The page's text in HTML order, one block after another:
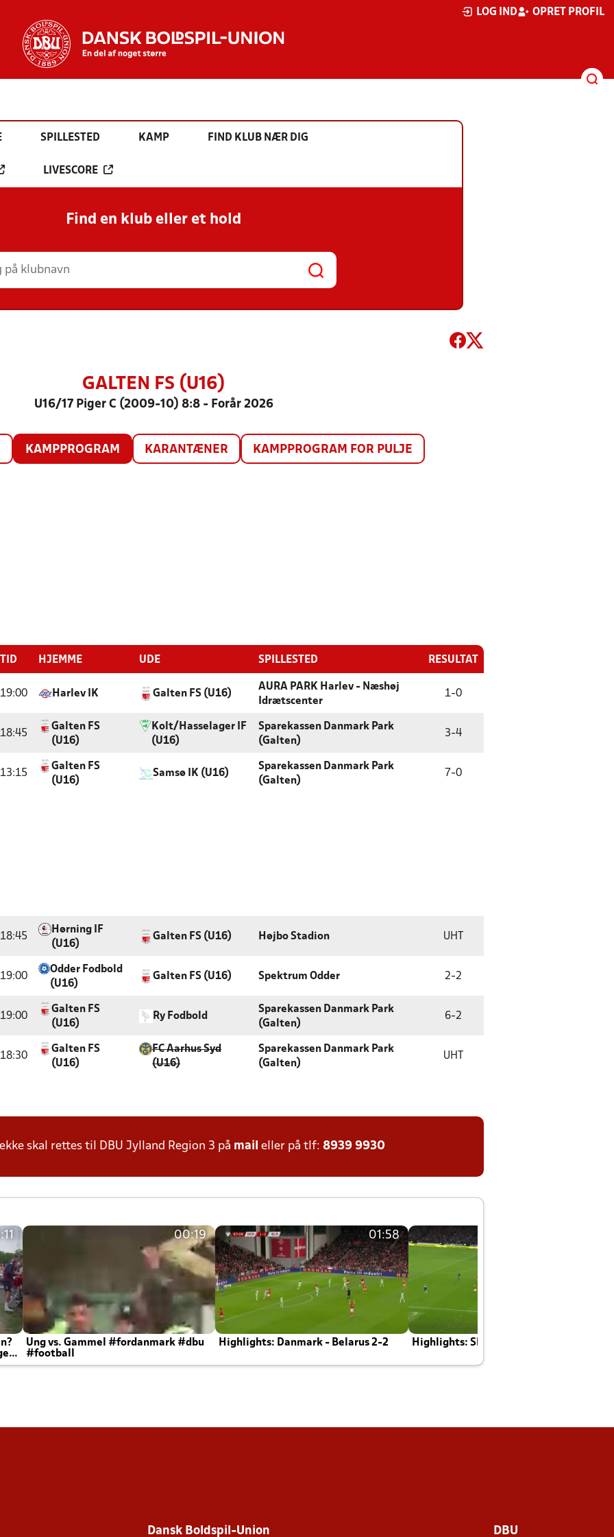
LOG IND OPRET PROFIL
SPILLESTED KAMP FIND KLUB NÆR DIG
LIVESCORE
Find en klub eller et hold
GALTEN FS (U16)
U16/17 Piger C (2009-10) 8:8 - Forår 2026
KAMPPROGRAM KARANTÆNER KAMPPROGRAM FOR PULJE
TID HJEMME UDE SPILLESTED RESULTAT
19:00 Harlev IK Galten FS (U16)
AURA PARK Harlev - Næshøj
Idrætscenter
1-0
18:45
Galten FS
(U16)
Kolt/Hasselager IF
(U16)
Sparekassen Danmark Park
(Galten)
3-4
13:15
Galten FS
(U16)
Samsø IK (U16)
Sparekassen Danmark Park
(Galten)
7 -0
18:45
Hørning IF
(U16)
Galten FS (U16) Højbo Stadion UHT
19:00
Odder Fodbold
(U16)
Galten FS (U16) Spektrum Odder 2-2
19:00
Galten FS
(U16)
Ry Fodbold
Sparekassen Danmark Park
(Galten)
6-2
18:30
Galten FS
(U16)
FC Aarhus Syd
(U16)
Sparekassen Danmark Park
(Galten)
UHT
skal rettes til DBU Jylland Region 3 på mail eller på tlf: 8939 9930
00:19
Ung vs. Gammel #fordanmark #dbu
#football
01:58
Highlights: Danmark - Belarus 2-2 Highlights: Skotland - Danmark 4-2
Dansk Boldspil-Union DBU